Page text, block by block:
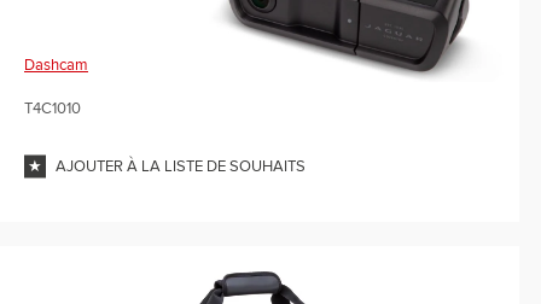
Dashcam
T4C1010
AJOUTER À LA LISTE DE SOUHAITS